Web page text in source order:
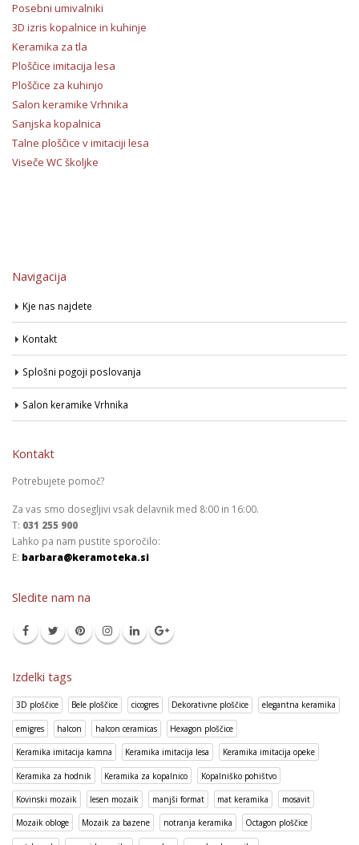
Posebni umivalniki
3D izris kopalnice in kuhinje
Keramika za tla
Ploščice imitacija lesa
Ploščice za kuhinjo
Salon keramike Vrhnika
Sanjska kopalnica
Talne ploščice v imitaciji lesa
Viseče WC školjke
Navigacija
Kje nas najdete
Kontakt
Splošni pogoji poslovanja
Salon keramike Vrhnika
Kontakt
Potrebujete pomoč?
Za vas smo dosegljivi vsak delavnik med 8:00 in 16:00.
T: 031 255 900
Lahko pa nam pustite sporočilo:
E: barbara@keramoteka.si
Sledite nam na
Izdelki tags
3D ploščice Bele ploščice cicogres Dekorativne ploščice elegantna keramika
emigres halcon halcon ceramicas Hexagon ploščice
Keramika imitacija kamna Keramika imitacija lesa Keramika imitacija opeke
Keramika za hodnik Keramika za kopalnico Kopalniško pohištvo
Kovinski mozaik lesen mozaik manjši format mat keramika mosavit
Mozaik obloge Mozaik za bazene notranja keramika Octagon ploščice